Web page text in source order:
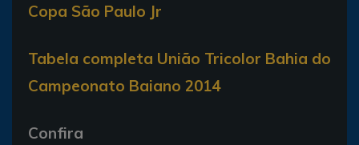
Copa São Paulo Jr
Tabela completa União Tricolor Bahia do
Campeonato Baiano 2014
Confira